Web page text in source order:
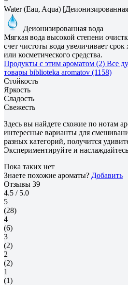
Water (Eau, Aqua)
Деионизированная вода
Мягкая вода высокой степени
счет чистоты вода увеличивает
или косметического средства.
Продукты с этим ароматом (2) Все
товары biblioteka aromatov (1158)
Стойкость
Яркость
Сладость
Свежесть
Здесь вы найдете схожие по нотам
интересные варианты для
разных категорий, получится
Экспериментируйте и
Пока таких нет
Знаете похожие ароматы? Добавить
Отзывы 39
4.5 / 5.0
5
(28)
4
(6)
3
(2)
2
(2)
1
(1)